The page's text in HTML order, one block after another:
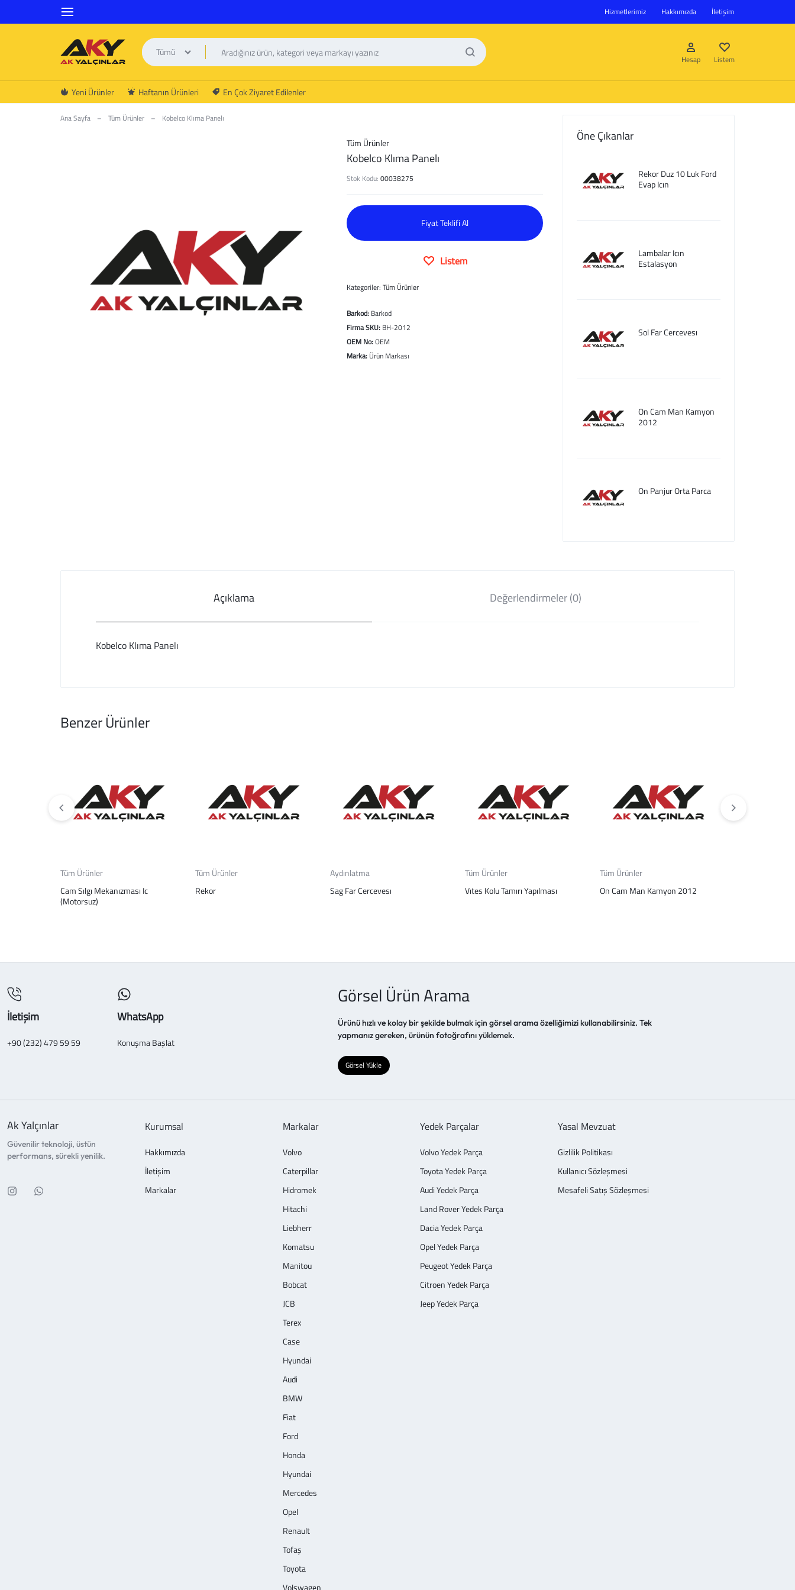
Hizmetlerimiz Hakkımızda İletişim
AK
YALÇINLAR
Tümü
Hesap
Hesap oluştur
Listem
Yeni Ürünler Haftanın Ürünleri En Çok Ziyaret Edilenler
Ana Sayfa – Tüm Ürünler – Kobelco Klıma Panelı
Tüm Ürünler
Kobelco Klıma Panelı
Stok Kodu:00038275
Fiyat Teklifi Al
Listem
Kategoriler:Tüm Ürünler
Barkod: Barkod
Firma SKU: BH-2012
OEM No:OEM
Marka: Ürün Markası
Öne Çıkanlar
Rekor Duz 10 Luk Ford
Evap Icın
Lambalar Icın
Estalasyon
Sol Far Cercevesı
On Cam Man Kamyon
2012
On Panjur Orta Parca
Açıklama Değerlendirmeler (0)
Kobelco Klıma Panelı
Benzer Ürünler
Tüm Ürünler
Cam Sılgı Mekanızması Ic
(Motorsuz)
Tüm Ürünler
Rekor
Aydınlatma
Sag Far Cercevesı
Tüm Ürünler
Vıtes Kolu Tamırı Yapılması
Tüm Ürünler
On Cam Man Kamyon 2012
İletişim
+90 (232) 479 59 59
WhatsApp
Konuşma Başlat
Görsel Ürün Arama
Ürünü hızlı ve kolay bir şekilde bulmak için görsel arama özelliğimizi kullanabilirsiniz. Tek
yapmanız gereken, ürünün fotoğrafını yüklemek.
Görsel Yükle
Ak Yalçınlar
Güvenilir teknoloji, üstün
performans, sürekli yenilik.
Kurumsal
Hakkımızda
İletişim
Markalar
Markalar
Volvo
Caterpillar
Hidromek
Hitachi
Liebherr
Komatsu
Manitou
Bobcat
JCB
Terex
Case
Hyundai
Audi
BMW
Fiat
Ford
Honda
Hyundai
Mercedes
Opel
Renault
Tofaş
Toyota
Volswagen
Yedek Parçalar
Volvo Yedek Parça
Toyota Yedek Parça
Audi Yedek Parça
Land Rover Yedek Parça
Dacia Yedek Parça
Opel Yedek Parça
Peugeot Yedek Parça
Citroen Yedek Parça
Jeep Yedek Parça
Yasal Mevzuat
Gizlilik Politikası
Kullanıcı Sözleşmesi
Mesafeli Satış Sözleşmesi